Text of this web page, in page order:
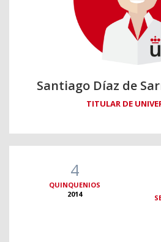
Santiago Díaz de
TITULAR DE
4
QUINQUENIOS
2014